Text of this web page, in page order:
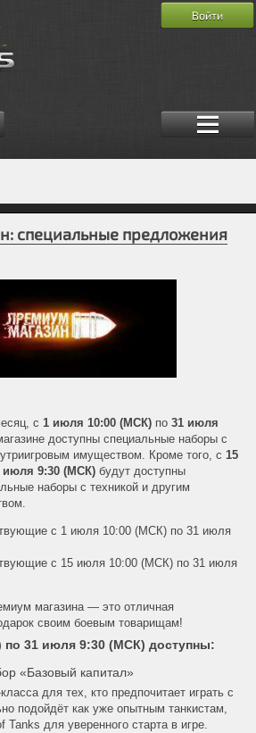
Войти
специальные предложения
c 1 июля 10:00 (МСК) по31 июля
доступны специальные наборы с
имуществом . Кроме того, c 15
июля 9:30 (МСК) будут доступны
наборы с техникой и другим
с 1 июля 10:00 (МСК) по 31 июля
с 15 июля 10:00 (МСК) по 31 июля
магазина — это отличная
своим боевым товарищам!
31 июля 9:30 (МСК) доступны:
«Базовый капитал»
для тех, кто предпочитает играть с
подойдёт как уже опытным танкистам,
Tanks для уверенного старта в игре.